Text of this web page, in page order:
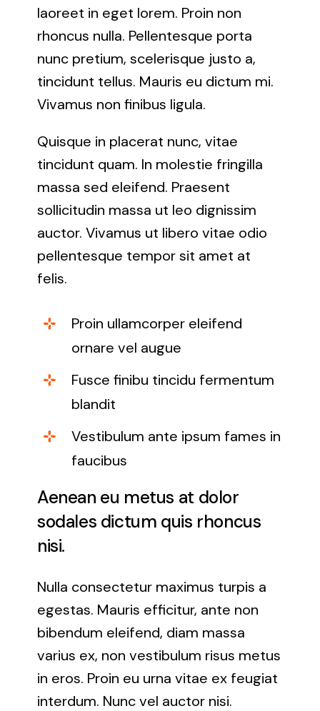
laoreet in eget lorem. Proin non
rhoncus nulla. Pellentesque porta
nunc pretium, scelerisque justo a,
tincidunt tellus. Mauris eu dictum mi.
Vivamus non finibus ligula.
Quisque in placerat nunc, vitae
tincidunt quam. In molestie fringilla
massa sed eleifend. Praesent
sollicitudin massa ut leo dignissim
auctor. Vivamus ut libero vitae odio
pellentesque tempor sit amet at
felis.
Proin ullamcorper eleifend
ornare vel augue
Fusce finibu tincidu fermentum
blandit
Vestibulum ante ipsum fames in
faucibus
Aenean eu metus at dolor
sodales dictum quis rhoncus
nisi.
Nulla consectetur maximus turpis a
egestas. Mauris efficitur, ante non
bibendum eleifend, diam massa
varius ex, non vestibulum risus metus
in eros. Proin eu urna vitae ex feugiat
interdum. Nunc vel auctor nisi.